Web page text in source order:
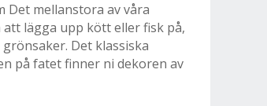
Det mellanstora av våra
lägga upp kött eller fisk på,
Det klassiska
på fatet finner ni dekoren av